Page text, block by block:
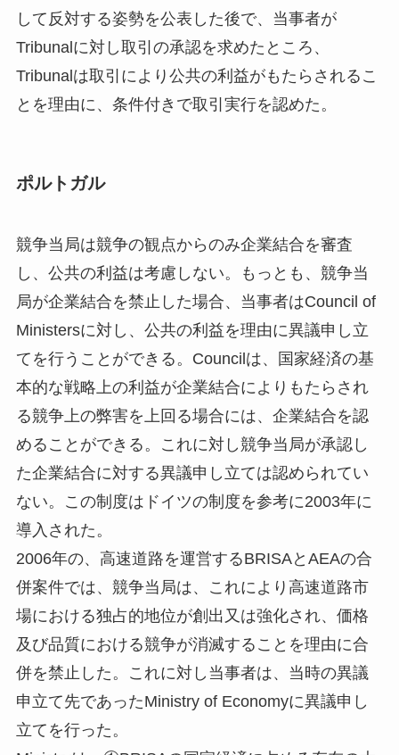
して反対する姿勢を公表した後で、当事者が
Tribunalに対し取引の承認を求めたところ、
Tribunalは取引により公共の利益がもたらされるこ
とを理由に、条件付きで取引実行を認めた。
ポルトガル
競争当局は競争の観点からのみ企業結合を審査
し、公共の利益は考慮しない。もっとも、競争当
局が企業結合を禁止した場合、当事者はCouncil of
Ministersに対し、公共の利益を理由に異議申し立
てを行うことができる。Councilは、国家経済の基
本的な戦略上の利益が企業結合によりもたらされ
る競争上の弊害を上回る場合には、企業結合を認
めることができる。これに対し競争当局が承認し
た企業結合に対する異議申し立ては認められてい
ない。この制度はドイツの制度を参考に2003年に
導入された。
2006年の、高速道路を運営するBRISAとAEAの合
併案件では、競争当局は、これにより高速道路市
場における独占的地位が創出又は強化され、価格
及び品質における競争が消滅することを理由に合
併を禁止した。これに対し当事者は、当時の異議
申立て先であったMinistry of Economyに異議申し
立てを行った。